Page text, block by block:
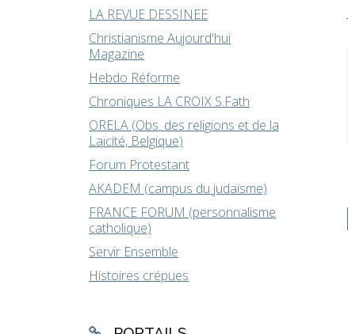
LA REVUE DESSINEE
Christianisme Aujourd'hui
Magazine
Hebdo Réforme
Chroniques LA CROIX S.Fath
ORELA (Obs. des religions et de la
Laïcité, Belgique)
Forum Protestant
AKADEM (campus du judaïsme)
FRANCE FORUM (personnalisme
catholique)
Servir Ensemble
Histoires crépues